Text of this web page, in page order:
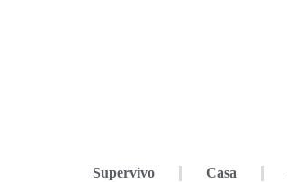
Supervivo Casa